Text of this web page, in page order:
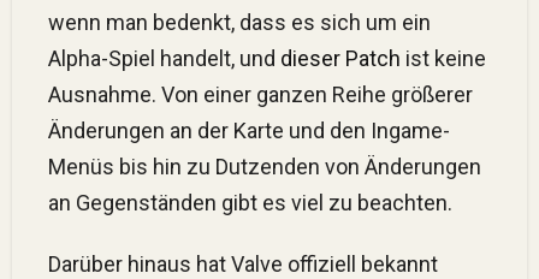
wenn man bedenkt, dass es sich um ein
Alpha-Spiel handelt, und dieser Patch ist keine
Ausnahme. Von einer ganzen Reihe größerer
Änderungen an der Karte und den Ingame-
Menüs bis hin zu Dutzenden von Änderungen
an Gegenständen gibt es viel zu beachten.
Darüber hinaus hat Valve offiziell bekannt